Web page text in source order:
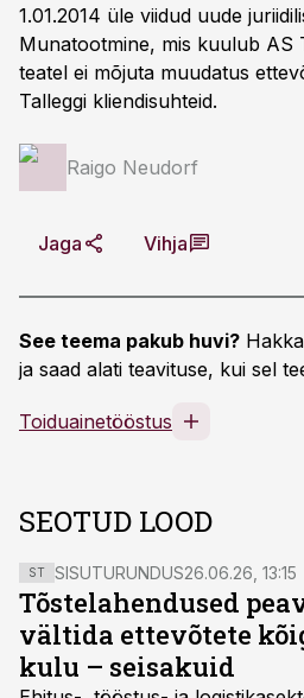
1.01.2014 üle viidud uude
Munatootmine, mis kuulub AS
teatel ei mõjuta muudatus
Talleggi kliendisuhteid.
Raigo Neudorf
Jaga Vihja
See teema pakub huvi?
ja saad alati teavituse, kui sel
Toiduainetööstus
SEOTUD LOOD
ST SISUTURUNDUS26.06.26, 13:15
Tõstelahendused
vältida ettevõtete
kulu – seisakuid